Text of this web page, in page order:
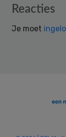
Reader
Reacties
Je moet